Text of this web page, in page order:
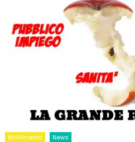
MoVimento News